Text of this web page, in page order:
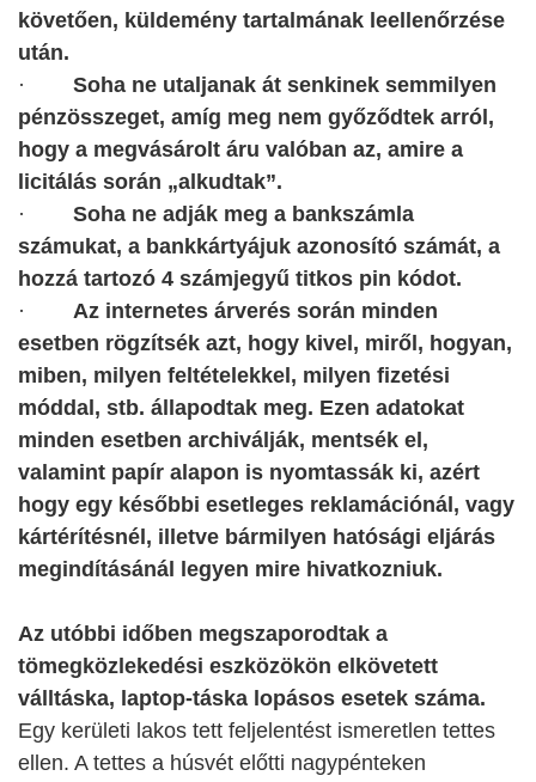
követően, küldemény tartalmának leellenőrzése
után.
·
Soha ne utaljanak át senkinek semmilyen
pénzösszeget, amíg meg nem győződtek arról,
hogy a megvásárolt áru valóban az, amire a
licitálás során „alkudtak”.
·
Soha ne adják meg a bankszámla
számukat, a bankkártyájuk azonosító számát, a
hozzá tartozó 4 számjegyű titkos pin kódot.
·
Az internetes árverés során minden
esetben rögzítsék azt, hogy kivel, miről, hogyan,
miben, milyen feltételekkel, milyen fizetési
móddal, stb. állapodtak meg. Ezen adatokat
minden esetben archiválják, mentsék el,
valamint papír alapon is nyomtassák ki, azért
hogy egy későbbi esetleges reklamációnál, vagy
kártérítésnél, illetve bármilyen hatósági eljárás
megindításánál legyen mire hivatkozniuk.
Az utóbbi időben megszaporodtak a
tömegközlekedési eszközökön elkövetett
válltáska, laptop-táska lopásos esetek száma.
Egy kerületi lakos tett feljelentést ismeretlen tettes
ellen. A tettes a húsvét előtti nagypénteken